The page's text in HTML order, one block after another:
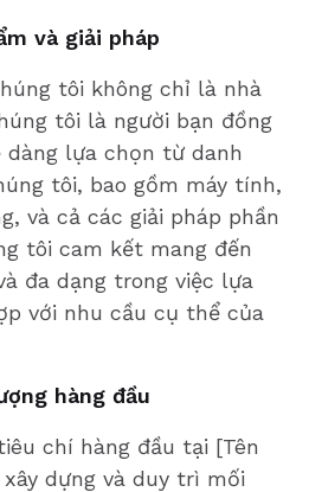
và giải pháp
tôi không chỉ là nhà
tôi là người bạn đồng
dàng lựa chọn từ danh
tôi, bao gồm máy tính,
và cả các giải pháp phần
tôi cam kết mang đến
đa dạng trong việc lựa
với nhu cầu cụ thể của
hàng đầu
chí hàng đầu tại [Tên
dựng và duy trì mối